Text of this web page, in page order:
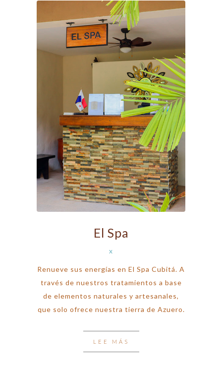
El Spa
x
Renueve sus energías en El Spa Cubitá. A
través de nuestros tratamientos a base
de elementos naturales y artesanales,
que solo ofrece nuestra tierra de Azuero.
LEE MÁS